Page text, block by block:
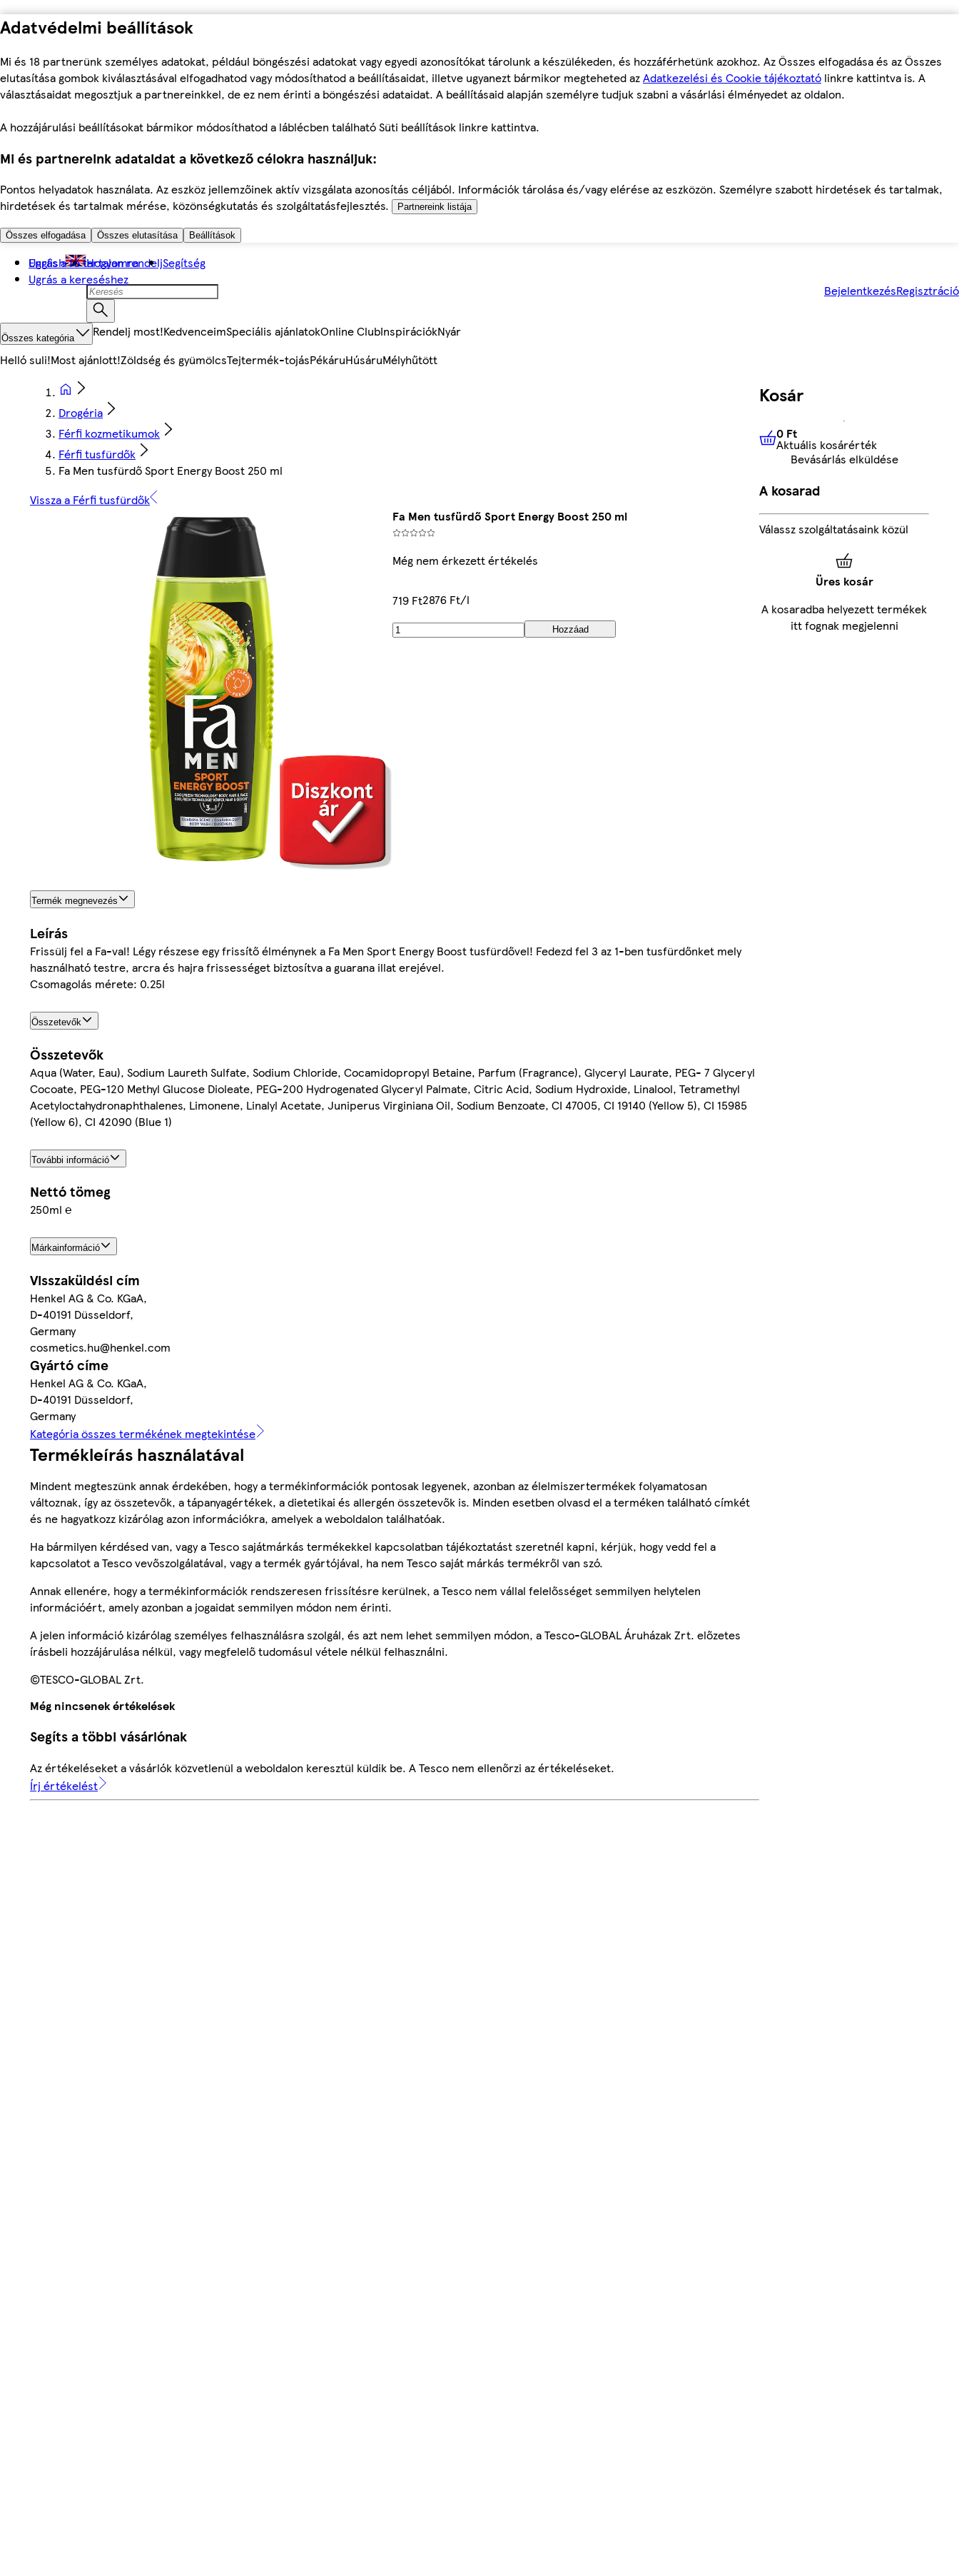
Adatvédelmi beállítások
Mi és 18 partnerünk személyes adatokat, például böngészési adatokat vagy egyedi azonosítókat tárolunk a készülékeden, és hozzáférhetünk azokhoz. Az Összes elfogadása és az Összes
elutasítása gombok kiválasztásával elfogadhatod vagy módosíthatod a beállításaidat, illetve ugyanezt bármikor megteheted azAdatkezelési és Cookie tájékoztató linkre kattintva is. A
választásaidat megosztjuk a partnereinkkel, de ez nem érinti a böngészési adataidat. A beállításaid alapján személyre tudjuk szabni a vásárlási élményedet az oldalon.
A hozzájárulási beállításokat bármikor módosíthatod a láblécben található Süti beállítások linkre kattintva.
Mi és partnereink adataidat a következő célokra használjuk:
Pontos helyadatok használata. Az eszköz jellemzőinek aktív vizsgálata azonosítás céljából. Információk tárolása és/vagy elérése az eszközön. Személyre szabott hirdetések és tartalmak,
hirdetések és tartalmak mérése, közönségkutatás és szolgáltatásfejlesztés.
Partnereink listája
Összes elfogadása Összes elutasítása Beállítások
Ugrás a fő tartalomra
Ugrás a kereséshez
English Hogyan rendeljSegítség
BejelentkezésRegisztráció
Összes kategória Rendelj most!KedvenceimSpeciális ajánlatokOnline ClubInspirációkNyár
Helló suli!Most ajánlott!Zöldség és gyümölcsTejtermék-tojásPékáruHúsáruMélyhűtött
Drogéria
Férfi kozmetikumok
Férfi tusfürdők
Fa Men tusfürdő Sport Energy Boost 250 ml
Vissza a Férfi tusfürdők
Fa Men tusfürdő Sport Energy Boost 250 ml
Még nem érkezett értékelés
719 Ft2876 Ft/l
Hozzáad
Termék megnevezés
Leírás
Frissülj fel a Fa-val! Légy részese egy frissítő élménynek a Fa Men Sport Energy Boost tusfürdővel! Fedezd fel 3 az 1-ben tusfürdőnket mely
használható testre, arcra és hajra frissességet biztosítva a guarana illat erejével.
Csomagolás mérete: 0.25l
Összetevők
Összetevők
Aqua (Water, Eau), Sodium Laureth Sulfate, Sodium Chloride, Cocamidopropyl Betaine, Parfum (Fragrance), Glyceryl Laurate, PEG- 7 Glyceryl
Cocoate, PEG-120 Methyl Glucose Dioleate, PEG-200 Hydrogenated Glyceryl Palmate, Citric Acid, Sodium Hydroxide, Linalool, Tetramethyl
Acetyloctahydronaphthalenes, Limonene, Linalyl Acetate, Juniperus Virginiana Oil, Sodium Benzoate, CI 47005, CI 19140 (Yellow 5), CI 15985
(Yellow 6), CI 42090 (Blue 1)
További információ
Nettó tömeg
250ml ℮
Márkainformáció
Visszaküldési cím
Henkel AG & Co. KGaA,
D-40191 Düsseldorf,
Germany
cosmetics.hu@henkel.com
Gyártó címe
Henkel AG & Co. KGaA,
D-40191 Düsseldorf,
Germany
Kategória összes termékének megtekintése
Termékleírás használatával
Mindent megteszünk annak érdekében, hogy a termékinformációk pontosak legyenek, azonban az élelmiszertermékek folyamatosan
változnak, így az összetevők, a tápanyagértékek, a dietetikai és allergén összetevők is. Minden esetben olvasd el a terméken található címkét
és ne hagyatkozz kizárólag azon információkra, amelyek a weboldalon találhatóak.
Ha bármilyen kérdésed van, vagy a Tesco sajátmárkás termékekkel kapcsolatban tájékoztatást szeretnél kapni, kérjük, hogy vedd fel a
kapcsolatot a Tesco vevőszolgálatával, vagy a termék gyártójával, ha nem Tesco saját márkás termékről van szó.
Annak ellenére, hogy a termékinformációk rendszeresen frissítésre kerülnek, a Tesco nem vállal felelősséget semmilyen helytelen
információért, amely azonban a jogaidat semmilyen módon nem érinti.
A jelen információ kizárólag személyes felhasználásra szolgál, és azt nem lehet semmilyen módon, a Tesco-GLOBAL Áruházak Zrt. előzetes
írásbeli hozzájárulása nélkül, vagy megfelelő tudomásul vétele nélkül felhasználni.
©TESCO-GLOBAL Zrt.
Még nincsenek értékelések
Segíts a többi vásárlónak
Az értékeléseket a vásárlók közvetlenül a weboldalon keresztül küldik be. A Tesco nem ellenőrzi az értékeléseket.
Írj értékelést
Kosár
0 FtAktuális kosárérték
0 Ft
Aktuális kosárérték
Bevásárlás elküldése
A kosarad
Válassz szolgáltatásaink közül
Üres kosár
A kosaradba helyezett termékek
itt fognak megjelenni